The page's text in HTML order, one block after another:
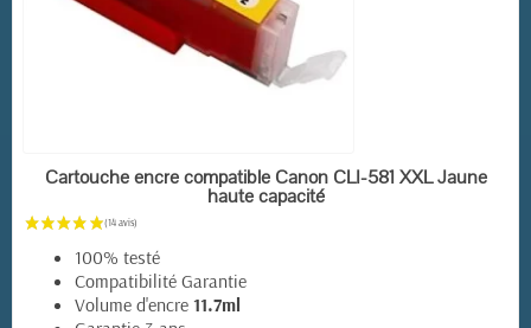
(18 avis) EN STOCK
Cartouche encre compatible Canon CLI-581 XXL Jaune
haute capacité
100% testé
Compatibilité Garantie
Volume d'encre 11.7ml